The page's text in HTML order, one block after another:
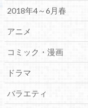
2018年4～6月春
アニメ
コミック・漫画
ドラマ
バラエティ